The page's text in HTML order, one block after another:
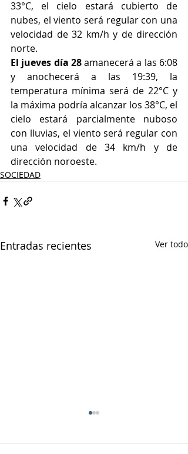
33°C, el cielo estará cubierto de
nubes, el viento será regular con una
velocidad de 32 km/h y de dirección
norte.
El jueves día 28 amanecerá a las 6:08
y anochecerá a las 19:39, la
temperatura mínima será de 22°C y
la máxima podría alcanzar los 38°C, el
cielo estará parcialmente nuboso
con lluvias, el viento será regular con
una velocidad de 34 km/h y de
dirección noroeste.
SOCIEDAD
Entradas recientes Ver todo